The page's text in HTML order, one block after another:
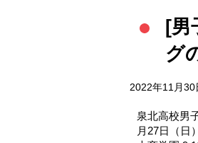
[男
グ
2022年11月30
泉北高校男
月27日（